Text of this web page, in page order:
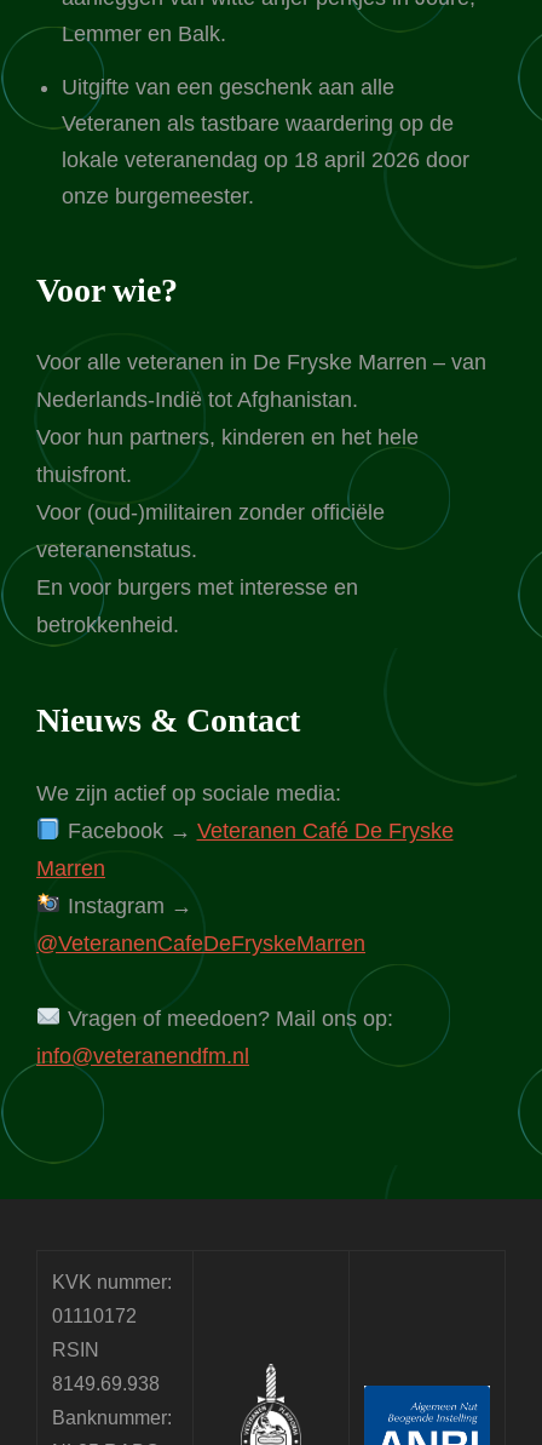
Lemmer en Balk.
Uitgifte van een geschenk aan alle
Veteranen als tastbare waardering op de
lokale veteranendag op 18 april 2026 door
onze burgemeester.
Voor wie?
Voor alle veteranen in De Fryske Marren – van
Nederlands-Indië tot Afghanistan.
Voor hun partners, kinderen en het hele
thuisfront.
Voor (oud-)militairen zonder officiële
veteranenstatus.
En voor burgers met interesse en
betrokkenheid.
Nieuws & Contact
We zijn actief op sociale media:
Facebook → Veteranen Café De Fryske
Marren
Instagram →
@VeteranenCafeDeFryskeMarren
Vragen of meedoen? Mail ons op:
info@veteranendfm.nl
KVK nummer:
01110172
RSIN
8149.69.938
Banknummer: